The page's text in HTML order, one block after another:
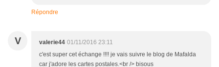
Répondre
V valerie44 01/11/2016 23:11
c'est super cet échange !!!! je vais suivre le blog de Mafalda
car j'adore les cartes postales.<br /> bisous